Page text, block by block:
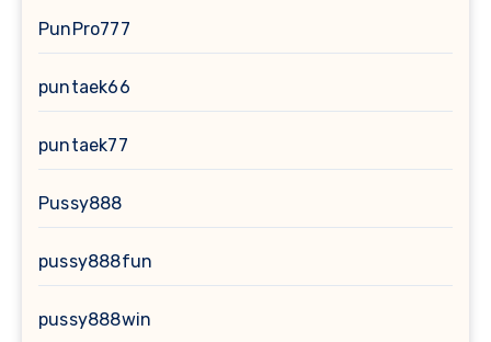
PunPro777
puntaek66
puntaek77
Pussy888
pussy888fun
pussy888win